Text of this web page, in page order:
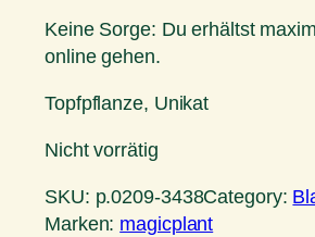
Keine Sorge: Du erhältst
online gehen.
Topfpflanze, Unikat
Nicht vorrätig
SKU: p.0209-3438Category:
Marken: magicplant